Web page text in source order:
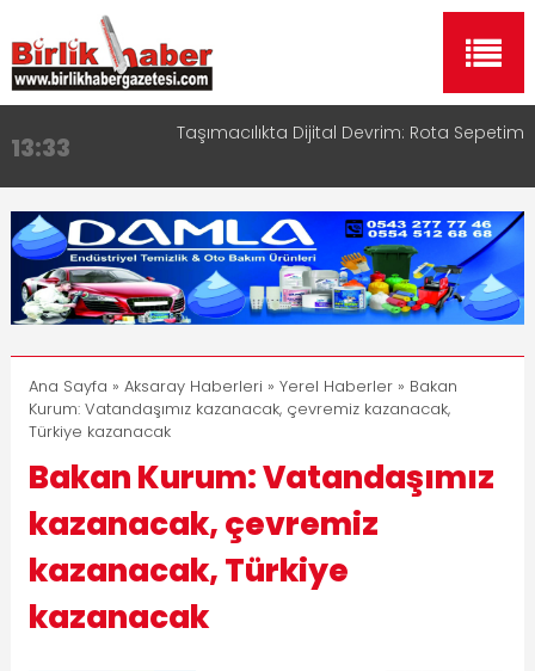
13:33 Taşımacılıkta Dijital Devrim: Rota Sepetim
Aksaray OSB Bölge Müdürü Makam Koltuğunu
Çocuklara Bıraktı
16:00
Aksaray Esnaf Rehberi ile Google ve Yapay Zeka
Aramalarında Öne Çıkın
8:23 Aksaray Esnaf Rehberi Hizmete Girdi
11:30
Birlikhaber.com Yayın Hayatına Başladı | Hızlı ve
Akıllı Haber Platformu
Ana Sayfa » Aksaray Haberleri » Yerel Haberler» Bakan
Kurum: Vatandaşımız kazanacak, çevremiz kazanacak,
Türkiye kazanacak
Bakan Kurum: Vatandaşımız
kazanacak, çevremiz
kazanacak, Türkiye
kazanacak